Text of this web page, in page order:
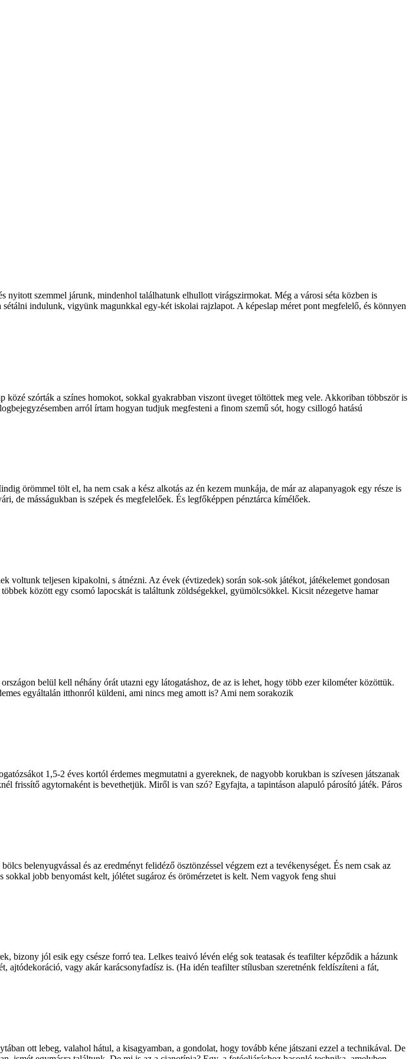
szemmel járunk, mindenhol találhatunk elhullott virágszirmokat. Még a városi séta közben is
indulunk, vigyünk magunkkal egy-két iskolai rajzlapot. A képeslap méret pont megfelelő, és könnyen
szórták a színes homokot, sokkal gyakrabban viszont üveget töltöttek meg vele. Akkoriban többször is
arról írtam hogyan tudjuk megfesteni a finom szemű sót, hogy csillogó hatású
örömmel tölt el, ha nem csak a kész alkotás az én kezem munkája, de már az alapanyagok egy része is
de másságukban is szépek és megfelelőek. És legfőképpen pénztárca kímélőek.
voltunk teljesen kipakolni, s átnézni. Az évek (évtizedek) során sok-sok játékot, játékelemet gondosan
között egy csomó lapocskát is találtunk zöldségekkel, gyümölcsökkel. Kicsit nézegetve hamar
belül kell néhány órát utazni egy látogatáshoz, de az is lehet, hogy több ezer kilométer közöttük.
egyáltalán itthonról küldeni, ami nincs meg amott is? Ami nem sorakozik
1,5-2 éves kortól érdemes megmutatni a gyereknek, de nagyobb korukban is szívesen játszanak
frissítő agytornaként is bevethetjük. Miről is van szó? Egyfajta, a tapintáson alapuló párosító játék. Páros
belenyugvással és az eredményt felidéző ösztönzéssel végzem ezt a tevékenységet. És nem csak az
jobb benyomást kelt, jólétet sugároz és örömérzetet is kelt. Nem vagyok feng shui
bizony jól esik egy csésze forró tea. Lelkes teaivó lévén elég sok teatasak és teafilter képződik a házunk
ajtódekoráció, vagy akár karácsonyfadísz is. (Ha idén teafilter stílusban szeretnénk feldíszíteni a fát,
ott lebeg, valahol hátul, a kisagyamban, a gondolat, hogy tovább kéne játszani ezzel a technikával. De